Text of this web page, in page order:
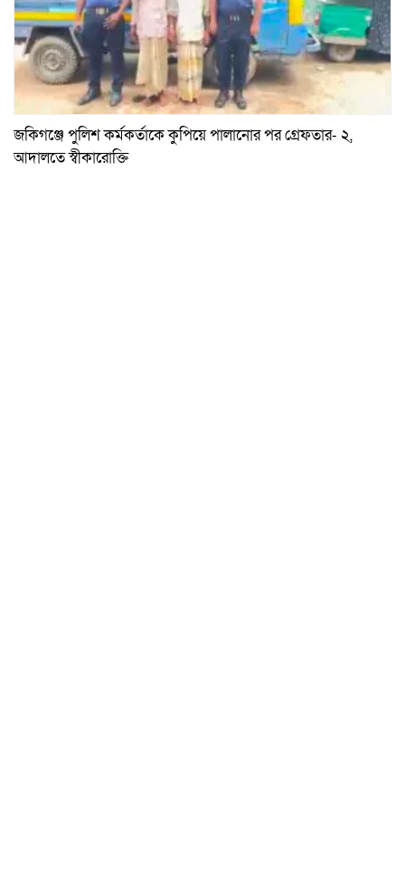
জকিগঞ্জে পুলিশ কর্মকর্তাকে কুপিয়ে পালানোর পর গ্রেফতার- ২,
আদালতে স্বীকারোক্তি